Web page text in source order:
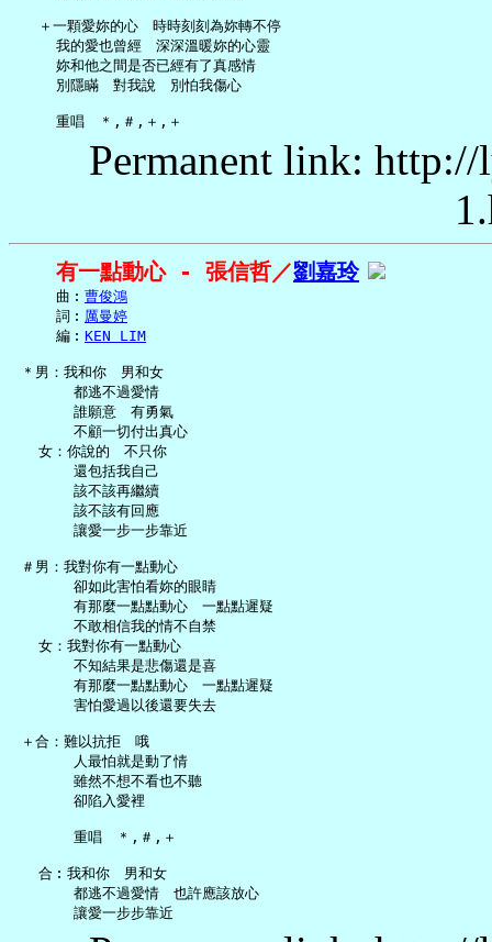
   ＋一顆愛妳的心　時時刻刻為妳轉不停
     我的愛也曾經　深深溫暖妳的心靈
     妳和他之間是否已經有了真感情
     別隱瞞　對我說　別怕我傷心
Permanent link:
有一點動心 - 張信哲／劉嘉玲
     曲︰
曹俊鴻
     詞︰
厲曼婷
     編︰
KEN LIM
＊男：我和你　男和女
       都逃不過愛情
       誰願意　有勇氣
       不顧一切付出真心
   女：你說的　不只你
       還包括我自己
       該不該再繼續
       該不該有回應
       讓愛一步一步靠近
＃男：我對你有一點動心
       卻如此害怕看妳的眼睛
       有那麼一點點動心　一點點遲疑
       不敢相信我的情不自禁
   女：我對你有一點動心
       不知結果是悲傷還是喜
       有那麼一點點動心　一點點遲疑
       害怕愛過以後還要失去
＋合：難以抗拒　哦
       人最怕就是動了情
       雖然不想不看也不聽
       卻陷入愛裡
       重唱　＊,＃,＋
   合︰我和你　男和女
       都逃不過愛情　也許應該放心